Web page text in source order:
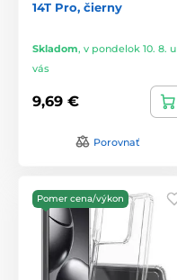
14T Pro, čierny
Skladom, v pondelok 10. 8. u
vás
9,69 €
Porovnať
Pomer cena/výkon